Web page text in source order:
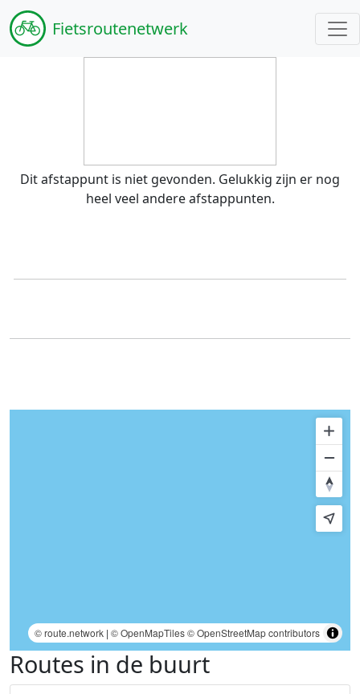
Fietsroutenetwerk
Dit afstappunt is niet gevonden. Gelukkig zijn er nog
heel veel andere afstappunten.
© route.network | © OpenMapTiles© OpenStreetMap contributors
Routes in de buurt